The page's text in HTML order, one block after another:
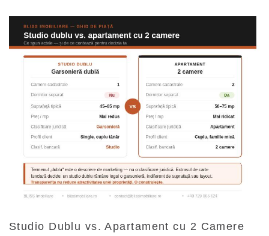
Studio Dublu vs. Apartament cu 2 Camere